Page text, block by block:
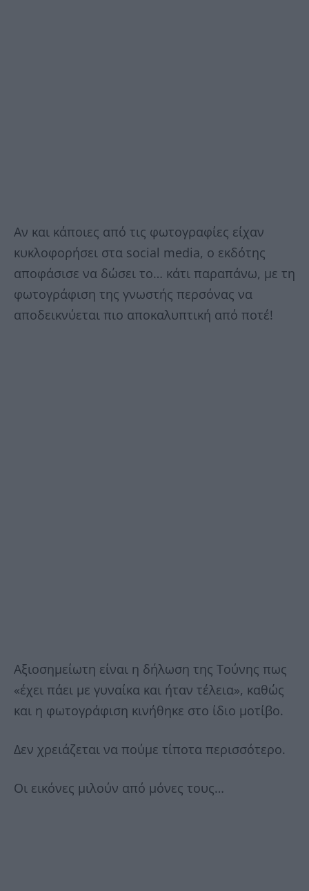
Αν και κάποιες από τις φωτογραφίες είχαν
κυκλοφορήσει στα social media, o εκδότης
αποφάσισε να δώσει το… κάτι παραπάνω, με τη
φωτογράφιση της γνωστής περσόνας να
αποδεικνύεται πιο αποκαλυπτική από ποτέ!
Αξιοσημείωτη είναι η δήλωση της Τούνης πως
«έχει πάει με γυναίκα και ήταν τέλεια», καθώς
και η φωτογράφιση κινήθηκε στο ίδιο μοτίβο.
Δεν χρειάζεται να πούμε τίποτα περισσότερο.
Οι εικόνες μιλούν από μόνες τους…